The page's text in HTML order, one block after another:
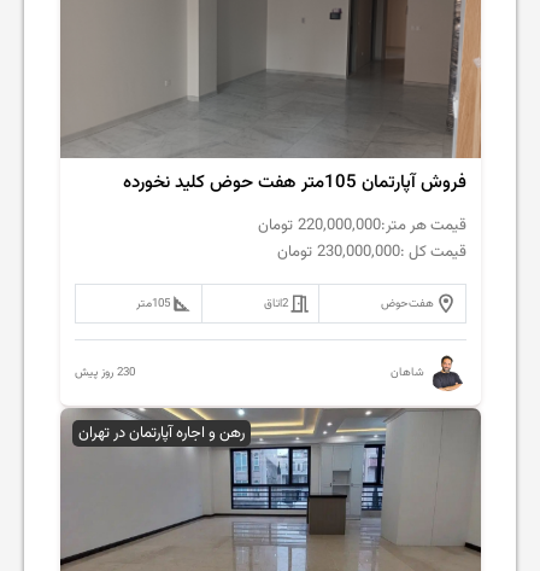
فروش آپارتمان 105متر هفت حوض کلید نخورده
قیمت هر متر:220,000,000 تومان
قیمت کل :230,000,000 تومان
هفت‌حوض 2اتاق 105متر
شاهان 230 روز پیش
رهن و اجاره آپارتمان در تهران